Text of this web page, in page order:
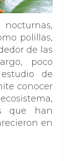
polillas,
de las
poco
de
conocer
que han
en